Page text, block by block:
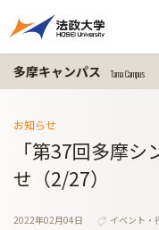
多摩キャンパス Tama Campus
お知らせ
「第37回多摩
せ（2/27）
2022年02月04日 イベント・